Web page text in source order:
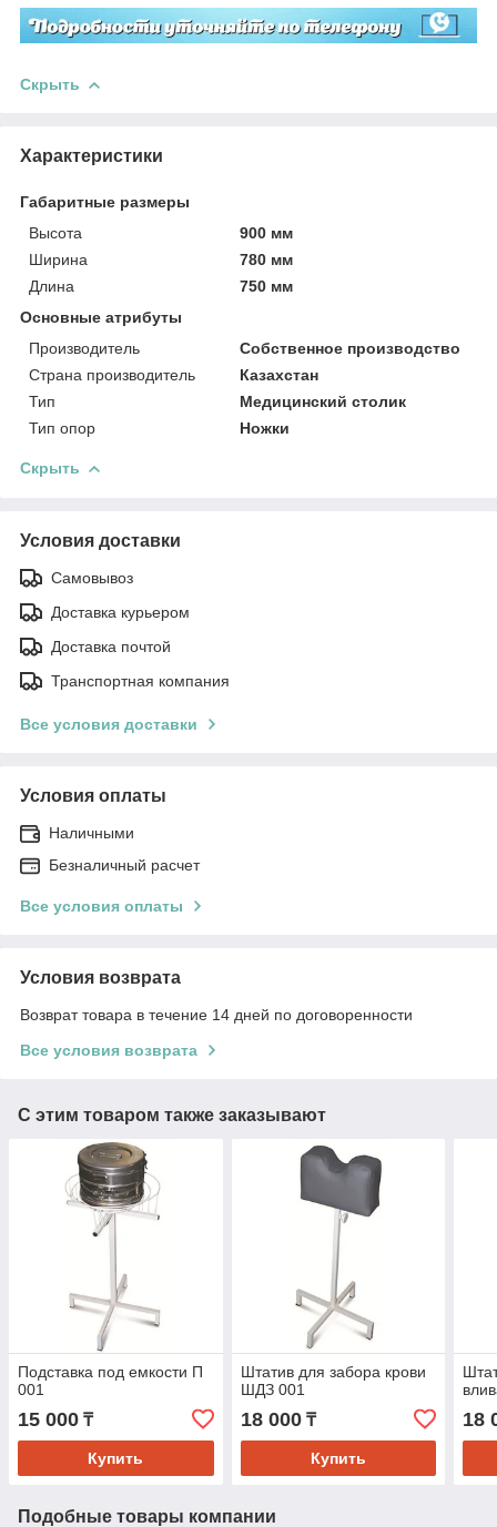
Скрыть
Характеристики
Габаритные размеры
Высота
900 мм
Ширина
780 мм
Длина
750 мм
Основные атрибуты
Производитель
Собственное производство
Страна производитель
Казахстан
Тип
Медицинский столик
Тип опор
Ножки
Скрыть
Условия доставки
Самовывоз
Доставка курьером
Доставка почтой
Транспортная компания
Все условия доставки
Условия оплаты
Наличными
Безналичный расчет
Все условия оплаты
Условия возврата
Возврат товара в течение 14 дней по договоренности
Все условия возврата
С этим товаром также заказывают
Подставка под емкости П
001
15 000 ₸
Купить
Штатив для забора крови
ШДЗ 001
18 000₸
Купить
18
Подобные товары компании